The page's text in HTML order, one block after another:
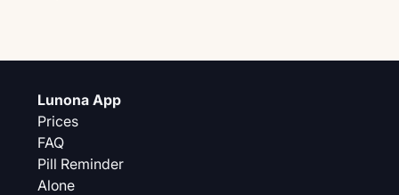
Lunona App
Prices
FAQ
Pill Reminder
Alone